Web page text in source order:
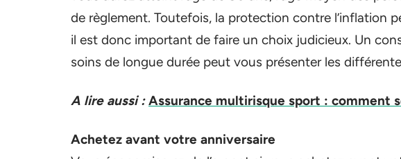
de règlement. Toutefois, la protection contre l’inflation
il est donc important de faire un choix judicieux. Un
soins de longue durée peut vous présenter les
A lire aussi : Assurance multirisque sport : comment
Achetez avant votre anniversaire